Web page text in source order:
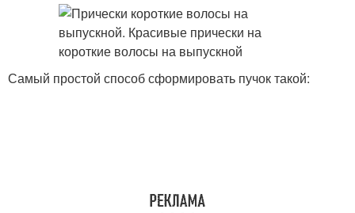
Самый простой способ сформировать пучок такой: